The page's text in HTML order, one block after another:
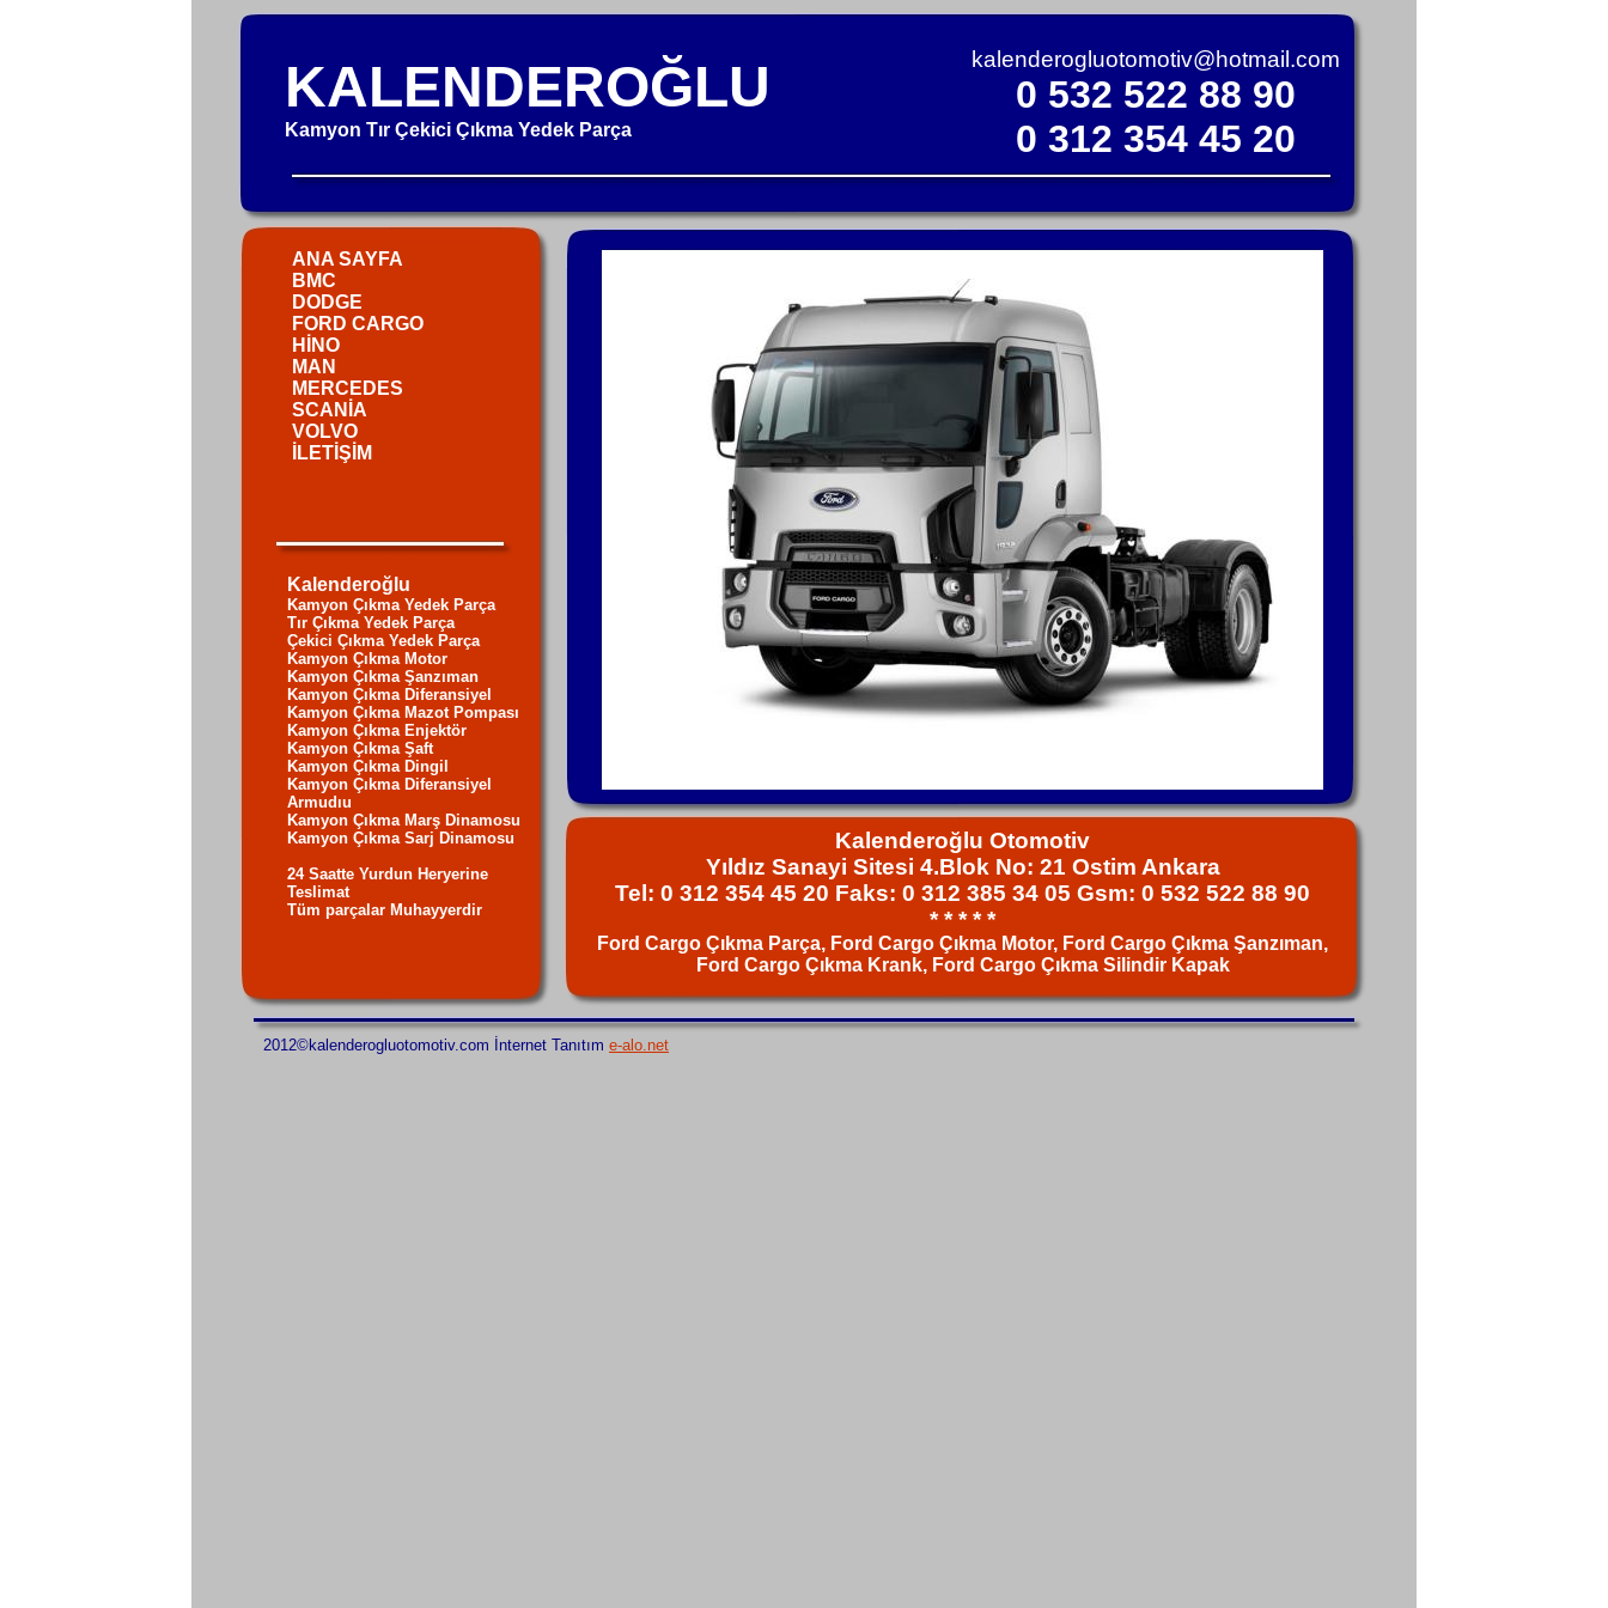
KALENDEROĞLU
Kamyon Tır Çekici Çıkma Yedek Parça
kalenderogluotomotiv@hotmail.com
0 532 522 88 90
0 312 354 45 20
ANA SAYFA
BMC
DODGE
FORD CARGO
HİNO
MAN
MERCEDES
SCANİA
VOLVO
İLETİŞİM
Kalenderoğlu
Kamyon Çıkma Yedek Parça
Tır Çıkma Yedek Parça
Çekici Çıkma Yedek Parça
Kamyon Çıkma Motor
Kamyon Çıkma Şanzıman
Kamyon Çıkma Diferansiyel
Kamyon Çıkma Mazot Pompası
Kamyon Çıkma Enjektör
Kamyon Çıkma Şaft
Kamyon Çıkma Dingil
Kamyon Çıkma Diferansiyel
Armudıu
Kamyon Çıkma Marş Dinamosu
Kamyon Çıkma Sarj Dinamosu
24 Saatte Yurdun Heryerine
Teslimat
Tüm parçalar Muhayyerdir
Kalenderoğlu Otomotiv
Yıldız Sanayi Sitesi 4.Blok No: 21 Ostim Ankara
Tel: 0 312 354 45 20 Faks: 0 312 385 34 05 Gsm: 0 532 522 88 90
* * * * *
Ford Cargo Çıkma Parça, Ford Cargo Çıkma Motor, Ford Cargo Çıkma Şanzıman,
Ford Cargo Çıkma Krank, Ford Cargo Çıkma Silindir Kapak
2012©kalenderogluotomotiv.com İnternet Tanıtım e-alo.net